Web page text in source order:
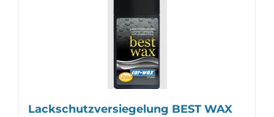
Lackschutzversiegelung BEST WAX